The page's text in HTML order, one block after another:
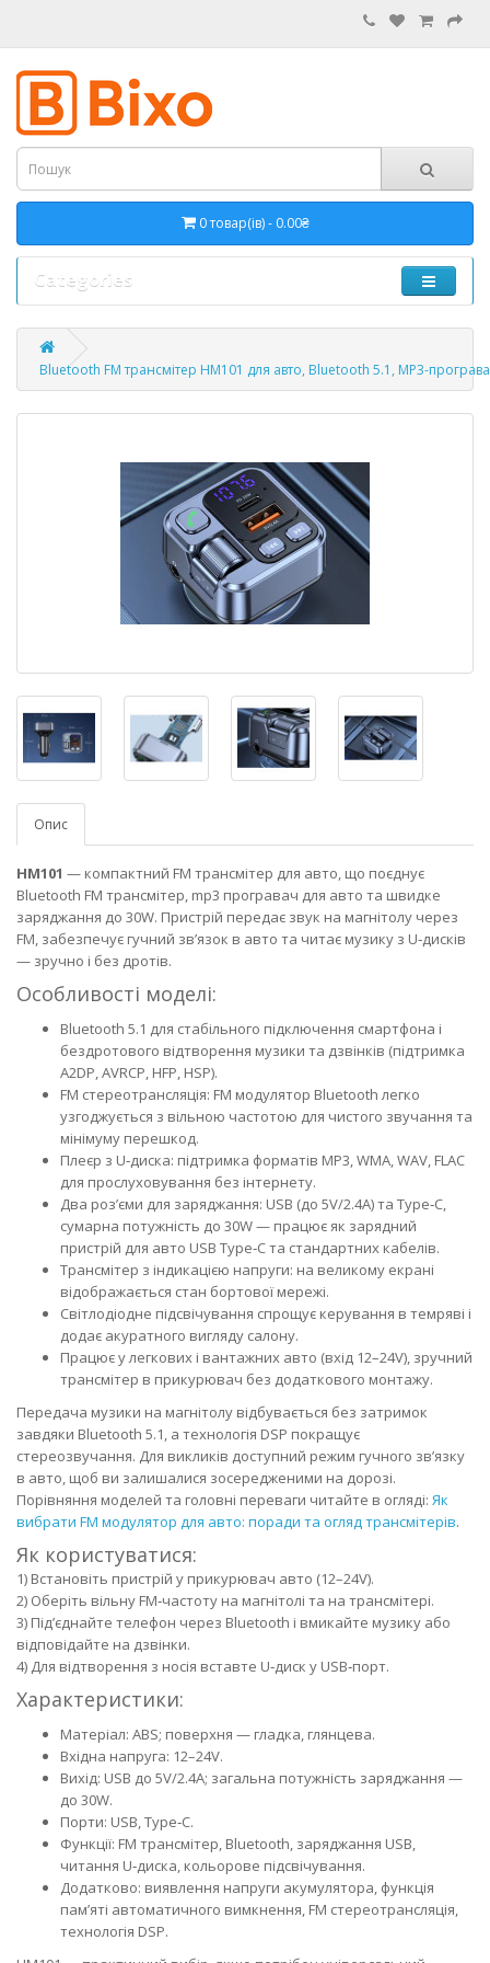
0 товар(ів) - 0.00₴
Categories
Bluetooth FM трансмітер HM101 для авто, Bluetooth 5.1, MP3-
Опис
HM101 — компактний FM трансмітер для авто, що поєднує
Bluetooth FM трансмітер, mp3 програвач для авто та швидке
заряджання до 30W. Пристрій передає звук на магнітолу через
FM, забезпечує гучний зв’язок в авто та читає музику з U‑дисків
— зручно і без дротів.
Особливості моделі:
Bluetooth 5.1 для стабільного підключення смартфона і
бездротового відтворення музики та дзвінків (підтримка
A2DP, AVRCP, HFP, HSP).
FM стереотрансляція: FM модулятор Bluetooth легко
узгоджується з вільною частотою для чистого звучання та
мінімуму перешкод.
Плеєр з U‑диска: підтримка форматів MP3, WMA, WAV, FLAC
для прослуховування без інтернету.
Два роз’єми для заряджання: USB (до 5V/2.4A) та Type‑C,
сумарна потужність до 30W — працює як зарядний
пристрій для авто USB Type‑C та стандартних кабелів.
Трансмітер з індикацією напруги: на великому екрані
відображається стан бортової мережі.
Світлодіодне підсвічування спрощує керування в темряві і
додає акуратного вигляду салону.
Працює у легкових і вантажних авто (вхід 12–24V), зручний
трансмітер в прикурювач без додаткового монтажу.
Передача музики на магнітолу відбувається без затримок
завдяки Bluetooth 5.1, а технологія DSP покращує
стереозвучання. Для викликів доступний режим гучного зв’язку
в авто, щоб ви залишалися зосередженими на дорозі.
Порівняння моделей та головні переваги читайте в огляді: Як
вибрати FM модулятор для авто: поради та огляд трансмітерів.
Як користуватися:
1) Встановіть пристрій у прикурювач авто (12–24V).
2) Оберіть вільну FM‑частоту на магнітолі та на трансмітері.
3) Під’єднайте телефон через Bluetooth і вмикайте музику або
відповідайте на дзвінки.
4) Для відтворення з носія вставте U‑диск у USB‑порт.
Характеристики:
Матеріал: ABS; поверхня — гладка, глянцева.
Вхідна напруга: 12–24V.
Вихід: USB до 5V/2.4A; загальна потужність заряджання —
до 30W.
Порти: USB, Type‑C.
Функції: FM трансмітер, Bluetooth, заряджання USB,
читання U‑диска, кольорове підсвічування.
Додатково: виявлення напруги акумулятора, функція
пам’яті автоматичного вимкнення, FM стереотрансляція,
технологія DSP.